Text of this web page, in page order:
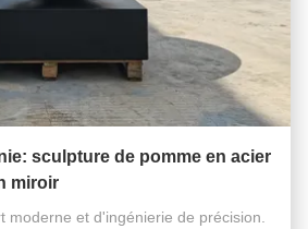
sculpture de pomme en acier
miroir
et d'ingénierie de précision.